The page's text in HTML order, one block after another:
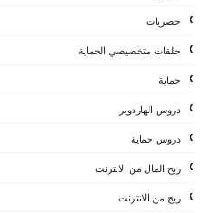
حصريات
حلقات متخصيصي الحماية
حماية
دروس الهاردوير
دروس حماية
ربح المال من الانترنت
ربح من الانترنت